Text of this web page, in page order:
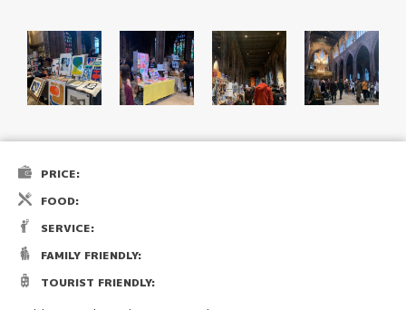
PRICE:
FOOD:
SERVICE:
FAMILY FRIENDLY:
TOURIST FRIENDLY: